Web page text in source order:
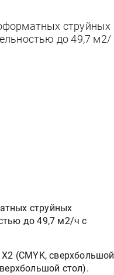
струйных
до 49,7 м2/
струйных
до 49,7 м2/ч с
(CMYK, сверхбольшой
стол).